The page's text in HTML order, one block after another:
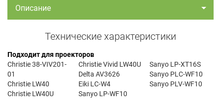
Описание
Технические характеристики
Подходит для проекторов
Christie 38-VIV201-
01
Christie LW40
Christie LW40U
Christie Vivid LW40U
Delta AV3626
Eiki LC-W4
Sanyo LP-WF10
Sanyo LP-XT16S
Sanyo PLC-WF10
Sanyo PLV-WF10